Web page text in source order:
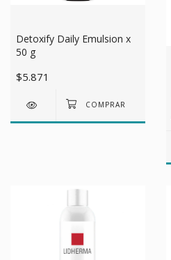
Detoxify Daily Emulsion x
50 g
$5.871